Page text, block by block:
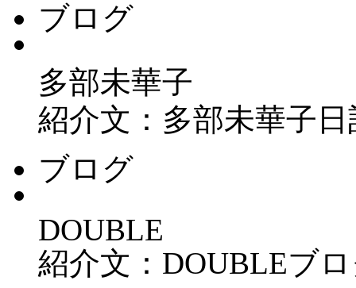
ブログ
多部未華子
紹介文：多部未華子日
ブログ
DOUBLE
紹介文：DOUBLEブ